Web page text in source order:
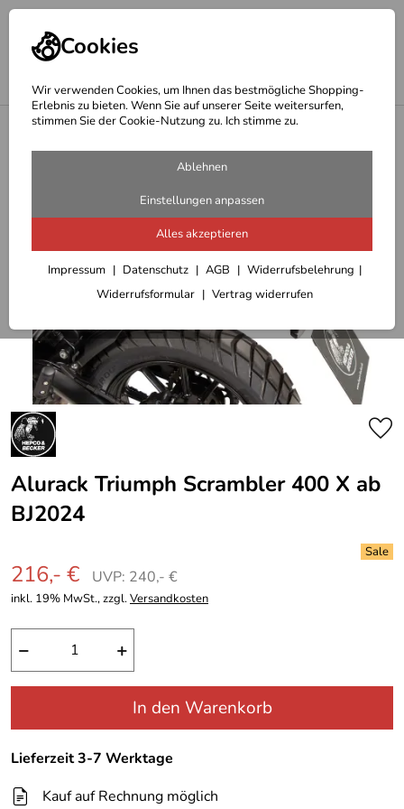
Cookies
Wir verwenden Cookies, um Ihnen das bestmögliche Shopping-
Erlebnis zu bieten. Wenn Sie auf unserer Seite weitersurfen,
stimmen Sie der Cookie-Nutzung zu. Ich stimme zu.
Ablehnen
Einstellungen anpassen
Alles akzeptieren
Impressum Datenschutz AGB
Widerrufsbelehrung
Widerrufsformular
Vertrag widerrufen
Hepco Becker Träger
Alurack Triumph Scrambler 400 X ab
BJ2024
216,- € UVP: 240,- €
inkl. 19% MwSt., zzgl.Versandkosten
− +
In den Warenkorb
Lieferzeit 3-7 Werktage
Kauf auf Rechnung möglich